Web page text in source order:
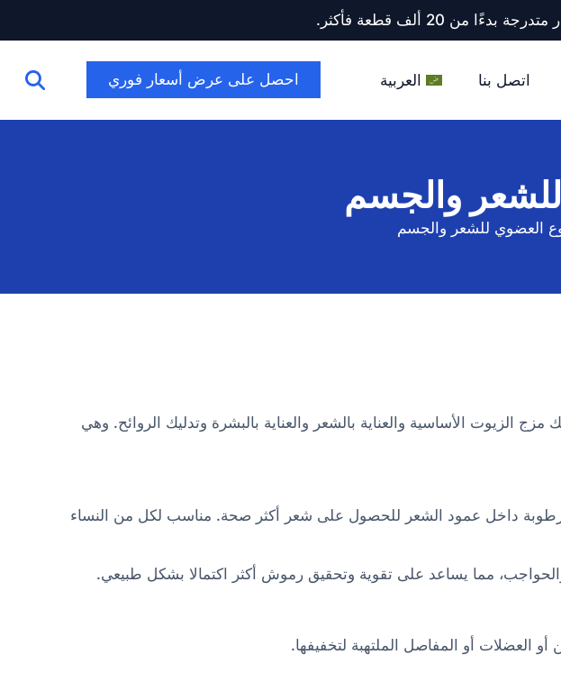
اتصل بنا العربية احصل على عرض أسعار فوري
والجسم
العضوي للشعر والجسم
بما في ذلك مزج الزيوت الأساسية والعناية بالشعر والعناية بالبشرة وتدليك الروائح. وهي
داخل عمود الشعر للحصول على شعر أكثر صحة. مناسب لكل من النساء
مما يساعد على تقوية وتحقيق رموش أكثر اكتمالا بشكل طبيعي.
العضلات أو المفاصل الملتهبة لتخفيفها.